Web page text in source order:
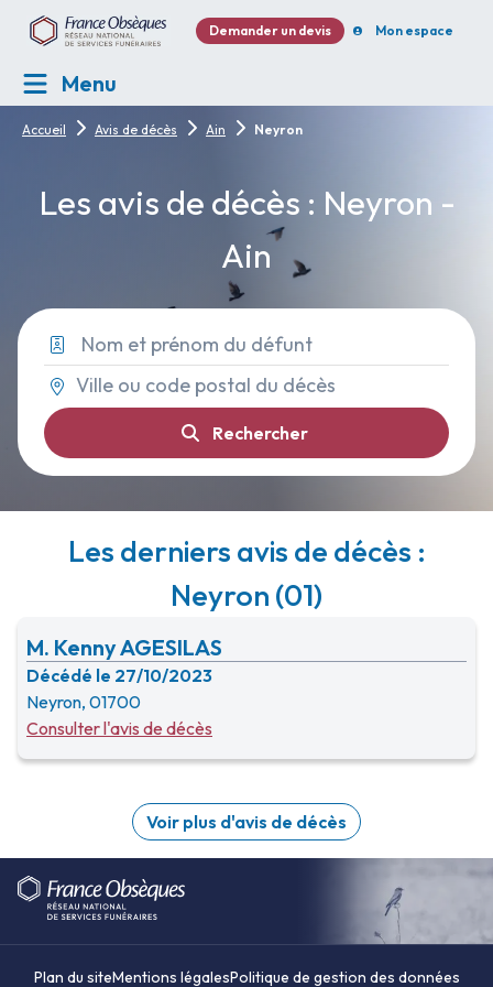
Demander un devis Mon espace
Menu
Accueil Avis de décès Ain Neyron
Les avis de décès : Neyron -
Ain
Rechercher
Les derniers avis de décès :
Neyron (01)
M. Kenny AGESILAS
Décédé le 27/10/2023
Neyron, 01700
Consulter l'avis de décès
Voir plus d'avis de décès
Plan du siteMentions légalesPolitique de gestion des données